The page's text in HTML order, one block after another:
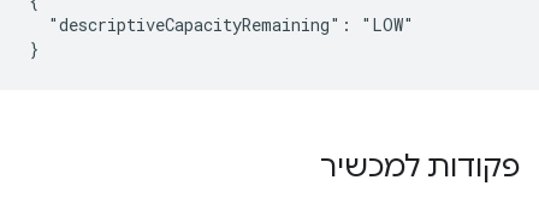
  "descriptiveCapacityRemaining": "LOW"
}
פקודות למכשיר